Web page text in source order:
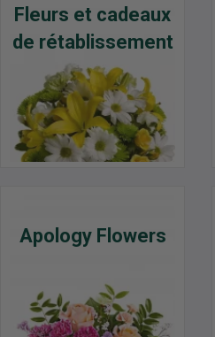
Fleurs et cadeaux
de rétablissement
Apology Flowers